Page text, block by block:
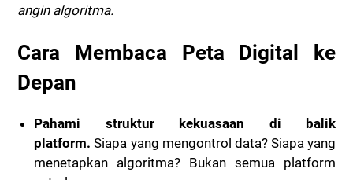
angin algoritma.
Cara Membaca Peta Digital ke
Depan
Pahami struktur kekuasaan di balik
platform. Siapa yang mengontrol data? Siapa yang
menetapkan algoritma? Bukan semua platform